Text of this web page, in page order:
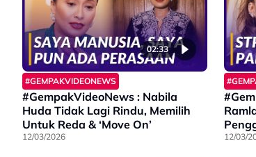
02:33
#GEMPAKVIDEONEWS
#GempakVideoNews : Nabila
Huda Tidak Lagi Rindu, Memilih
Untuk Reda & ‘Move On’
12/03/2026 12/03/